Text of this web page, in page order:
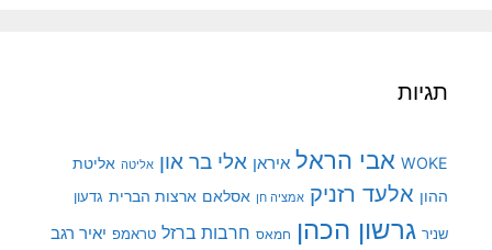
תגיות
WOKE אבי הראל איראן אלי בר און אליטה אליטת
ההון אלעד רזניק אמציה חן אסלאם ארצות הברית גדעון
שניר גרשון הכהן חמאס חרבות ברזל טראמפ יאיר רגב